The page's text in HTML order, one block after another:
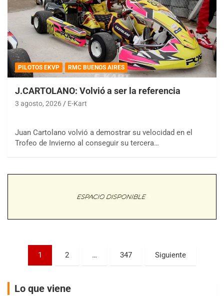
PILOTOS EKVP RMC BUENOS AIRES
J.CARTOLANO: Volvió a ser la referencia
3 agosto, 2026 E-Kart
Juan Cartolano volvió a demostrar su velocidad en el
Trofeo de Invierno al conseguir su tercera…
Paginación
entradas
1 2 … 347 Siguiente
Lo que viene
08/09-AGO
Ciudad de Trenque Lauquen (Asfalto)
Villaguay (Entre Ríos)
VICTORIENSE - F7
Victoria (Entre Ríos)